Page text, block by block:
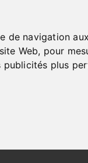
de navigation
Web, pour
publicités plus
KIT
Art. No. : 46-1061